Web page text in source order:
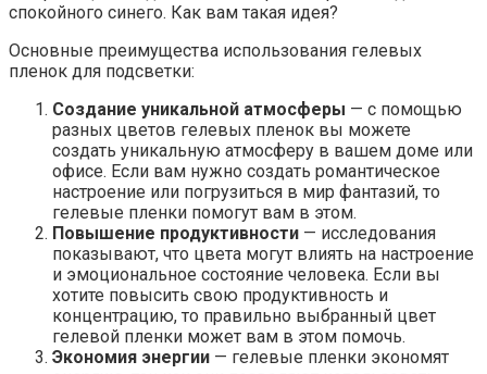
спокойного синего. Как вам такая идея?
Основные преимущества использования гелевых
пленок для подсветки:
Создание уникальной атмосферы — с помощью
разных цветов гелевых пленок вы можете
создать уникальную атмосферу в вашем доме или
офисе. Если вам нужно создать романтическое
настроение или погрузиться в мир фантазий, то
гелевые пленки помогут вам в этом.
Повышение продуктивности — исследования
показывают, что цвета могут влиять на настроение
и эмоциональное состояние человека. Если вы
хотите повысить свою продуктивность и
концентрацию, то правильно выбранный цвет
гелевой пленки может вам в этом помочь.
Экономия энергии — гелевые пленки экономят